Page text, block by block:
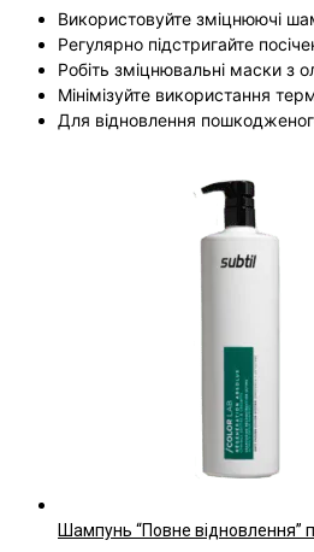
Використовуйте зміцнюючі
Регулярно підстригайте
Робіть зміцнювальні маски з
Мінімізуйте використання
Для відновлення
Шампунь “Повне відновлення”